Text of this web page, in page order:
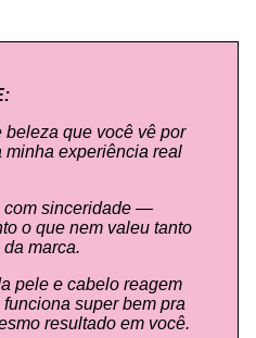
beleza que você vê por
minha experiência real
com sinceridade —
o que nem valeu tanto
marca.
pele e cabelo reagem
super bem pra
resultado em você.